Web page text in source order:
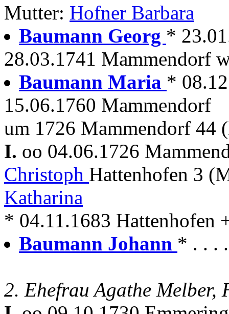
Mutter: Hofner Barbara
Baumann Georg *
28.03.1741 Mammendorf
Baumann Maria *
15.06.1760 Mammendorf
um 1726 Mammendorf 44
I. oo 04.06.1726
Christoph Hattenhofen 3
Katharina
* 04.11.1683 Hattenhofen
Baumann Johann * . . .
2. Ehefrau Agathe Melber,